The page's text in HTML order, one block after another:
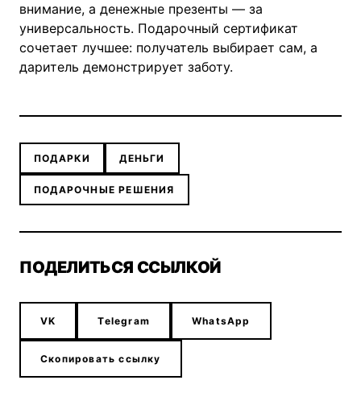
внимание, а денежные презенты — за
универсальность. Подарочный сертификат
сочетает лучшее: получатель выбирает сам, а
даритель демонстрирует заботу.
ПОДАРКИ ДЕНЬГИ
ПОДАРОЧНЫЕ РЕШЕНИЯ
ПОДЕЛИТЬСЯ ССЫЛКОЙ
VK Telegram WhatsApp
Скопировать ссылку